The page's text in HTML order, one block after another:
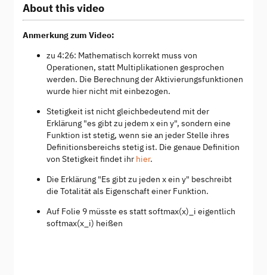
About this video
Anmerkung zum Video:
zu 4:26: Mathematisch korrekt muss von
Operationen, statt Multiplikationen gesprochen
werden. Die Berechnung der Aktivierungsfunktionen
wurde hier nicht mit einbezogen.
Stetigkeit ist nicht gleichbedeutend mit der
Erklärung "es gibt zu jedem x ein y", sondern eine
Funktion ist stetig, wenn sie an jeder Stelle ihres
Definitionsbereichs stetig ist. Die genaue Definition
von Stetigkeit findet ihr hier.
Die Erklärung "Es gibt zu jeden x ein y" beschreibt
die Totalität als Eigenschaft einer Funktion.
Auf Folie 9 müsste es statt softmax(x)_i eigentlich
softmax(x_i) heißen